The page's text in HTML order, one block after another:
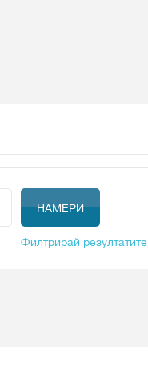
Филтрирай резултатите